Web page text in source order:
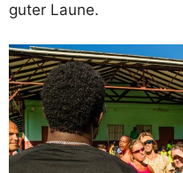
guter Laune.